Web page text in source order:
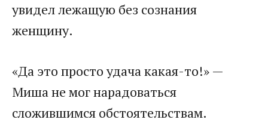
увидел лежащую без сознания
женщину.
«Да это просто удача какая-то!» —
Миша не мог нарадоваться
сложившимся обстоятельствам.